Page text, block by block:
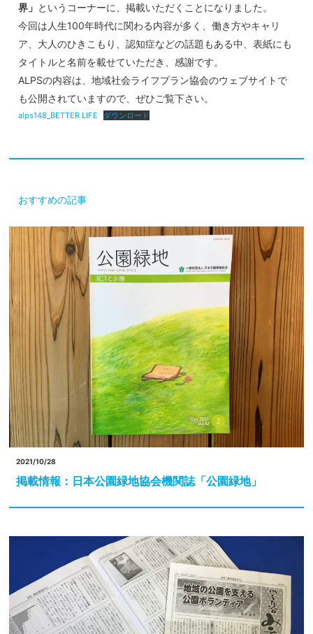
界」 というコーナーに、掲載いただくことになりました。
今回は人生100年時代に関わる内容が多く、働き方やキャリ
ア、大人のひきこもり、認知症などの話題もある中、表紙にも
タイトルと名前を載せていただき、感謝です。
ALPSの内容は、地域社会ライフプラン協会のウェブサイトで
も公開されていますので、ぜひご覧下さい。
alps148_BETTER LIFE ダウンロード
おすすめの記事
2021/10/28
掲載情報：日本公園緑地協会機関誌「公園緑地」